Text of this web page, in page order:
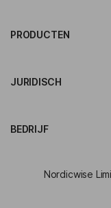
PRODUCTEN
JURIDISCH
BEDRIJF
Nordicwise